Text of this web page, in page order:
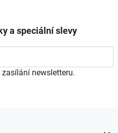
a speciální slevy
zasílání newsletteru.